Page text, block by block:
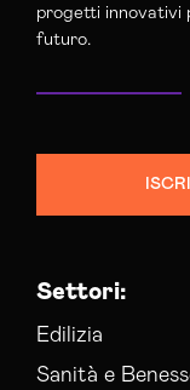
progetti innovativi
futuro.
Settori:
Edilizia
Sanità e